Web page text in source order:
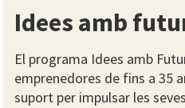
Idees amb
El programa Idees amb
emprenedores de fins a 35
suport per impulsar les